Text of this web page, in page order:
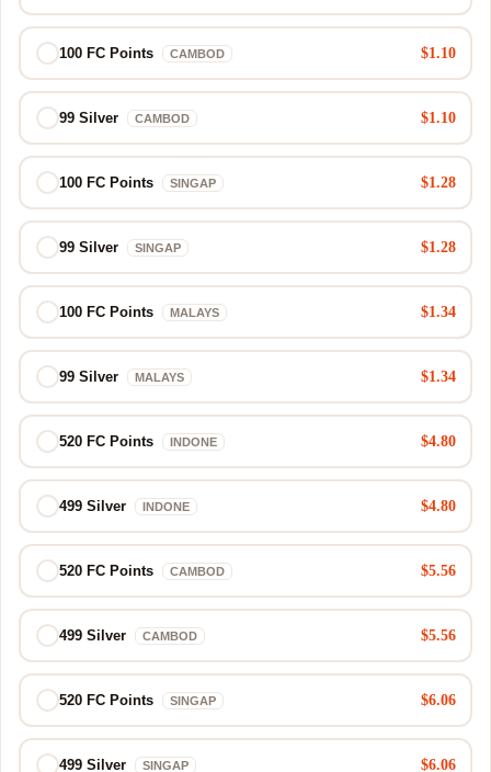
100 FC Points CAMBOD $1.10
99 Silver CAMBOD $1.10
100 FC Points SINGAP $1.28
99 Silver SINGAP $1.28
100 FC Points MALAYS $1.34
99 Silver MALAYS $1.34
520 FC Points INDONE $4.80
499 Silver INDONE $4.80
520 FC Points CAMBOD $5.56
499 Silver CAMBOD $5.56
520 FC Points SINGAP $6.06
499 Silver SINGAP $6.06